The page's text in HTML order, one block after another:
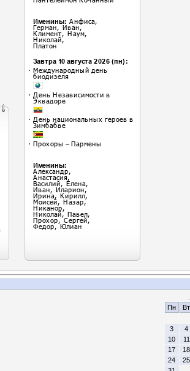
Пн
Вт
3
4
10
11
17
18
24
25